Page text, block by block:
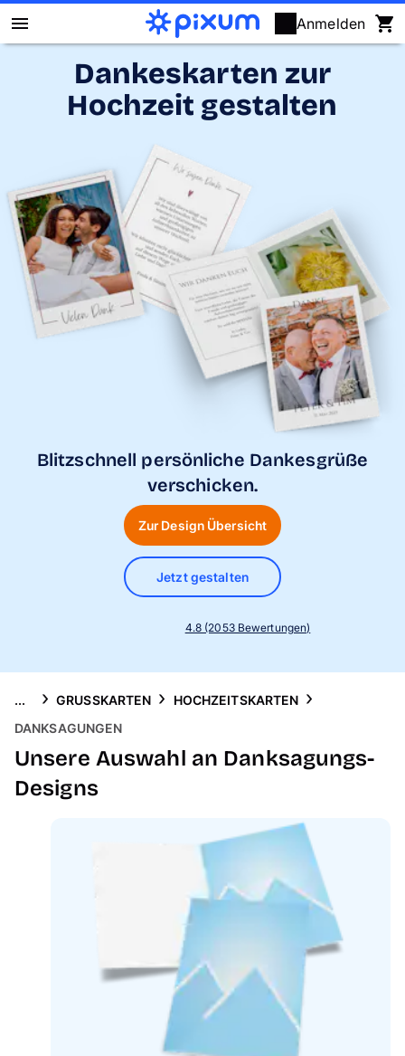
Anmelden
Pixum Fotobuch
Wandbilder
Fotokalender
Fotogeschenke
Fotopuzzle
Anlässe
Dankeskarten zur
Hochzeit gestalten
Blitzschnell persönliche Dankesgrüße
verschicken.
4.8 (2053 Bewertungen)
Zur Design Übersicht
Jetzt gestalten
... GRUSSKARTEN
HOCHZEITSKARTEN
DANKSAGUNGEN
Unsere Auswahl an Danksagungs-
Designs